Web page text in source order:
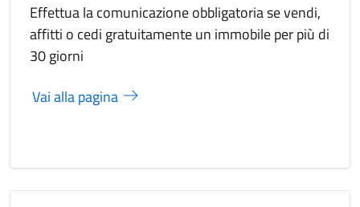
Effettua la comunicazione obbligatoria se vendi,
affitti o cedi gratuitamente un immobile per più di
30 giorni
Vai alla pagina